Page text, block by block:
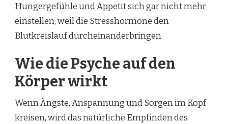
Hungergefühle und Appetit sich gar nicht mehr
einstellen, weil die Stresshormone den
Blutkreislauf durcheinanderbringen.
Wie die Psyche auf den
Körper wirkt
Wenn Ängste, Anspannung und Sorgen im Kopf
kreisen, wird das natürliche Empfinden des